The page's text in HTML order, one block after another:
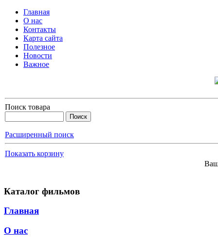
Главная
О нас
Контакты
Карта сайта
Полезное
Новости
Важное
Поиск товара
Расширенный поиск
Показать корзину
Каталог фильмов
Главная
О нас